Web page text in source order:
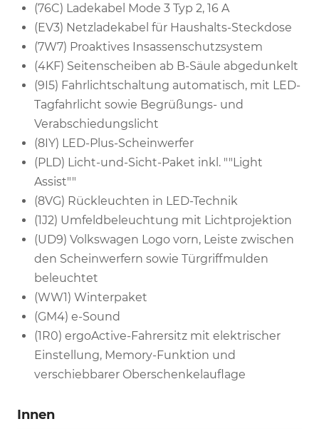
(76C) Ladekabel Mode 3 Typ 2, 16 A
(EV3) Netzladekabel für Haushalts-Steckdose
(7W7) Proaktives Insassenschutzsystem
(4KF) Seitenscheiben ab B-Säule abgedunkelt
(9I5) Fahrlichtschaltung automatisch, mit LED-
Tagfahrlicht sowie Begrüßungs- und
Verabschiedungslicht
(8IY) LED-Plus-Scheinwerfer
(PLD) Licht-und-Sicht-Paket inkl. ""Light
Assist""
(8VG) Rückleuchten in LED-Technik
(1J2) Umfeldbeleuchtung mit Lichtprojektion
(UD9) Volkswagen Logo vorn, Leiste zwischen
den Scheinwerfern sowie Türgriffmulden
beleuchtet
(WW1) Winterpaket
(GM4) e-Sound
(1R0) ergoActive-Fahrersitz mit elektrischer
Einstellung, Memory-Funktion und
verschiebbarer Oberschenkelauflage
Innen